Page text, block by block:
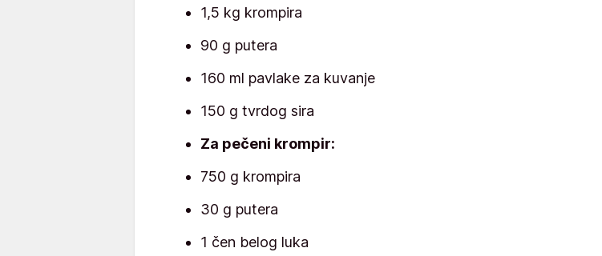
1,5 kg krompira
90 g putera
160 ml pavlake za kuvanje
150 g tvrdog sira
Za pečeni krompir:
750 g krompira
30 g putera
1 čen belog luka